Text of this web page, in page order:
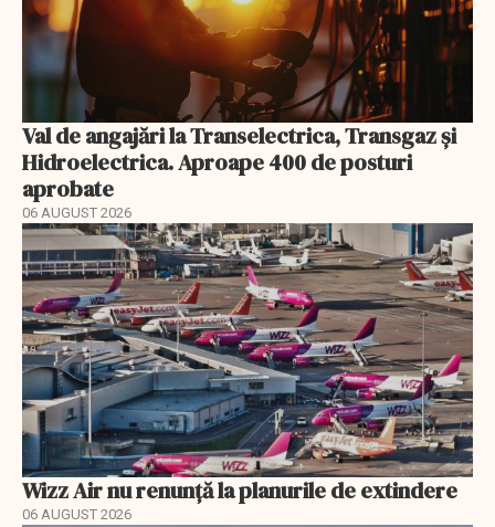
Val de angajări la Transelectrica, Transgaz și
Hidroelectrica. Aproape 400 de posturi
aprobate
06 AUGUST 2026
Wizz Air nu renunță la planurile de extindere
06 AUGUST 2026